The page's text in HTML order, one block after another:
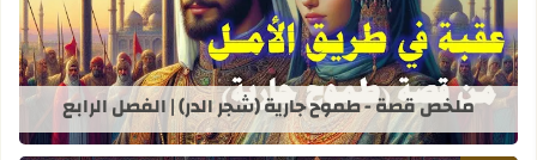
قراءة المزيد عن ملخص قصة - طموح
ملخص قصة - طموح جارية (شجر الدر) | الفصل الرابع